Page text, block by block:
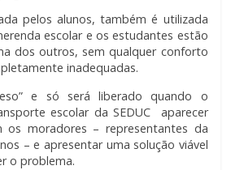
pelos alunos, também é utilizada
escolar e os estudantes estão
dos outros, sem qualquer conforto
inadequadas.
e só será liberado quando o
escolar da SEDUC aparecer
os moradores – representantes da
– e apresentar uma solução viável
o problema.